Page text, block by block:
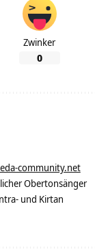
Zwinker
0
community.net
Obertonsänger
und Kirtan